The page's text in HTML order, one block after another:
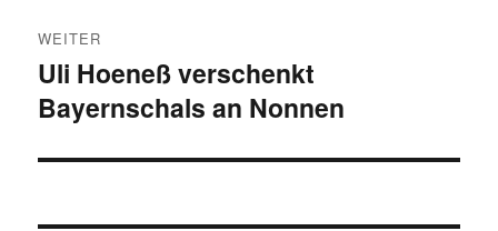
WEITER
Nächster
Beitrag:
Uli Hoeneß verschenkt
Bayernschals an Nonnen